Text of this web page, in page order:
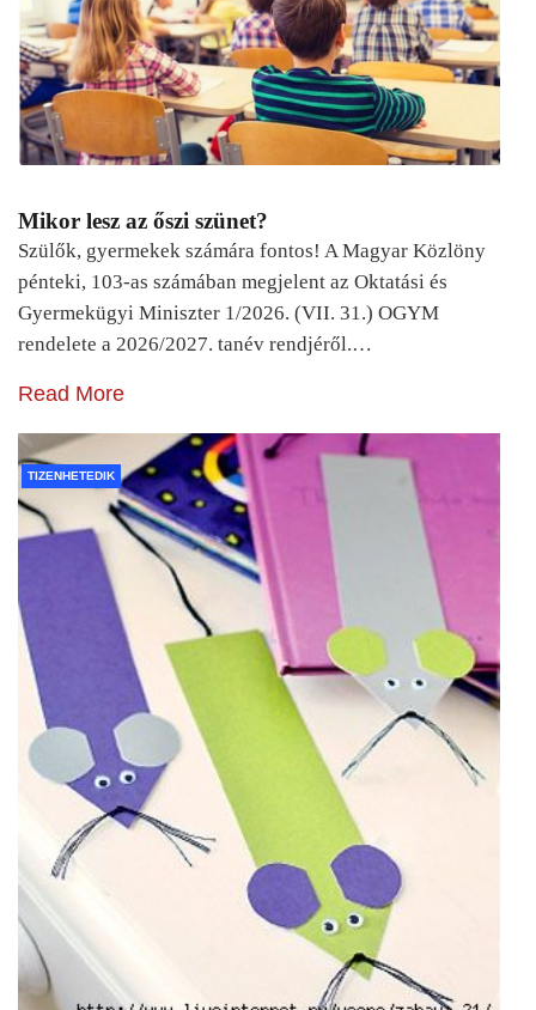
Mikor lesz az őszi szünet?
Szülők, gyermekek számára fontos! A Magyar Közlöny
pénteki, 103-as számában megjelent az Oktatási és
Gyermekügyi Miniszter 1/2026. (VII. 31.) OGYM
rendelete a 2026/2027. tanév rendjéről.…
Read More
TIZENHETEDIK